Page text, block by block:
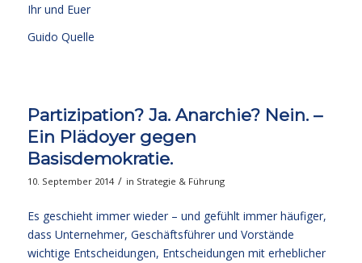
Ihr und Euer
Guido Quelle
Partizipation? Ja. Anarchie? Nein. –
Ein Plädoyer gegen
Basisdemokratie.
10. September 2014 / in Strategie & Führung
Es geschieht immer wieder – und gefühlt immer häufiger,
dass Unternehmer, Geschäftsführer und Vorstände
wichtige Entscheidungen, Entscheidungen mit erheblicher